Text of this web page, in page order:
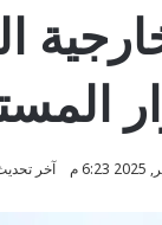
آخر تحديث: 21 فبراير, 2025